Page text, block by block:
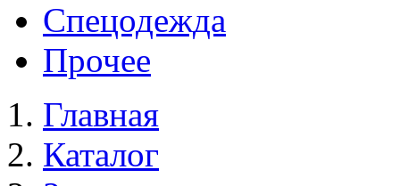
Спецодежда
Прочее
Главная
Каталог